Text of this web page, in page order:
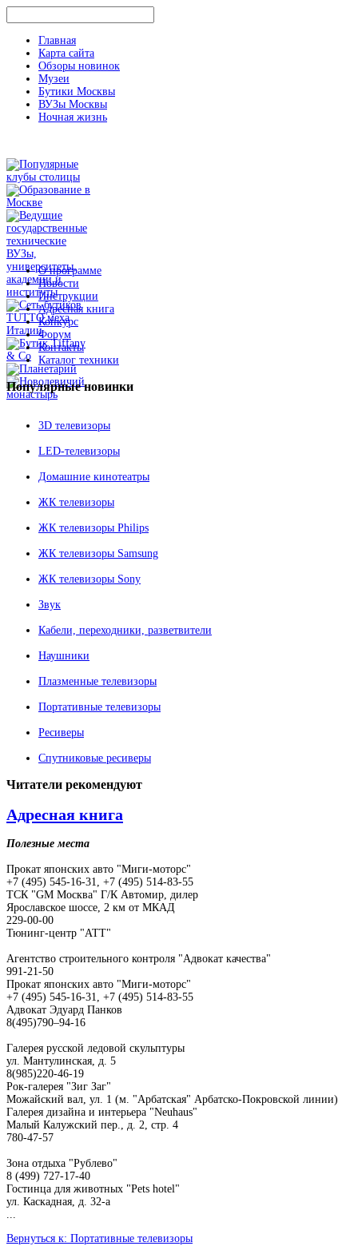
Главная
Карта сайта
Обзоры новинок
Музеи
Бутики Москвы
ВУЗы Москвы
Ночная жизнь
О программе
Новости
Инструкции
Адресная книга
Конкурс
Форум
Контакты
Каталог техники
Популярныеновинки
3D телевизоры
LED-телевизоры
Домашние кинотеатры
ЖК телевизоры
ЖК телевизоры Philips
ЖК телевизоры Samsung
ЖК телевизоры Sony
Звук
Кабели, переходники, разветвители
Наушники
Плазменные телевизоры
Портативные телевизоры
Ресиверы
Спутниковые ресиверы
Читатели рекомендуют
Адресная книга
Полезные места
Прокат японских авто "Миги-моторс"
+7 (495) 545-16-31, +7 (495) 514-83-55
ТСК "GM Москва" Г/К Автомир, дилер
Ярославское шоссе, 2 км от МКАД
229-00-00
Тюнинг-центр "АТТ"
Агентство строительного контроля "Адвокат качества"
991-21-50
Прокат японских авто "Миги-моторс"
+7 (495) 545-16-31, +7 (495) 514-83-55
Адвокат Эдуард Панков
8(495)790–94-16
Галерея русской ледовой скульптуры
ул. Мантулинская, д. 5
8(985)220-46-19
Рок-галерея "Зиг Заг"
Можайский вал, ул. 1 (м. "Арбатская" Арбатско-Покровской линии)
Галерея дизайна и интерьера "Neuhaus"
Малый Калужский пер., д. 2, стр. 4
780-47-57
Зона отдыха "Рублево"
8 (499) 727-17-40
Гостинца для животных "Рets hotel"
ул. Каскадная, д. 32-а
Вернуться к: Портативные телевизоры